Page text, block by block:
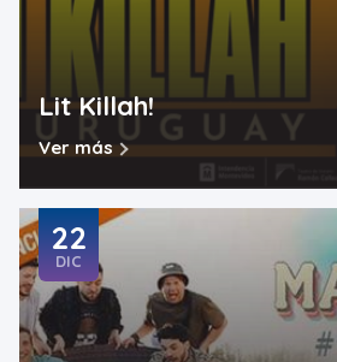
Lit Killah!
Ver más
22
DIC